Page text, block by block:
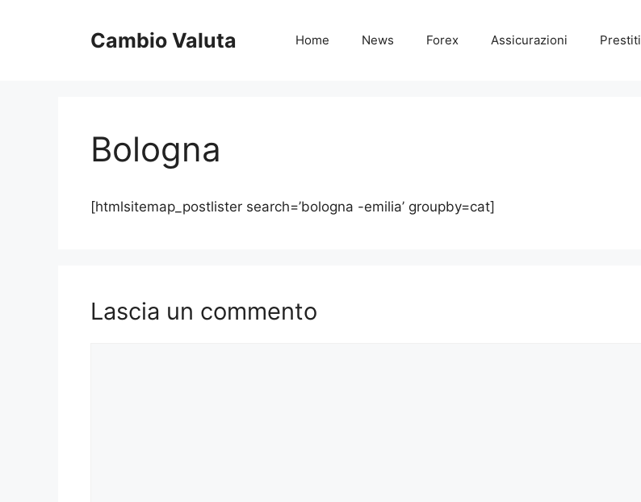
Cambio Valuta Home News Forex Assicurazioni Prestiti
Bologna
[htmlsitemap_postlister search=’bologna -emilia’ groupby=cat]
Lascia un commento